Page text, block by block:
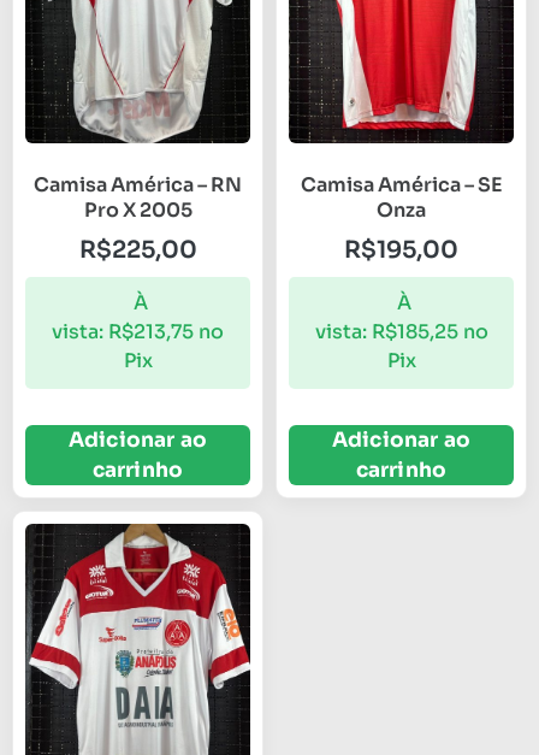
Camisa América – RN
Pro X 2005
R$225,00
À
vista: R$213,75 no
Pix
Adicionar ao
carrinho
Camisa América – SE
Onza
R$195,00
À
vista: R$185,25 no
Pix
Adicionar ao
carrinho